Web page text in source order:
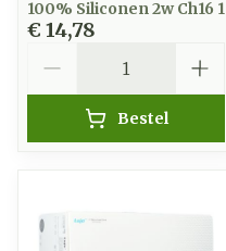
100% Siliconen 2w Ch16 1
€ 14,78
Bestel